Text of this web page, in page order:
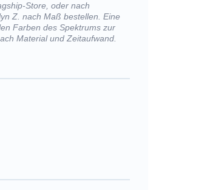
Store, oder nach
Z. nach Maß bestellen. Eine
Farben des Spektrums zur
Material und Zeitaufwand.